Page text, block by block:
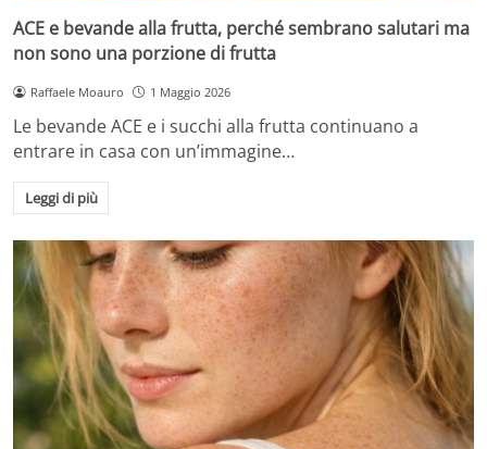
ACE e bevande alla frutta, perché sembrano salutari ma
non sono una porzione di frutta
Raffaele Moauro 1 Maggio 2026
Le bevande ACE e i succhi alla frutta continuano a
entrare in casa con un’immagine…
Leggi di più